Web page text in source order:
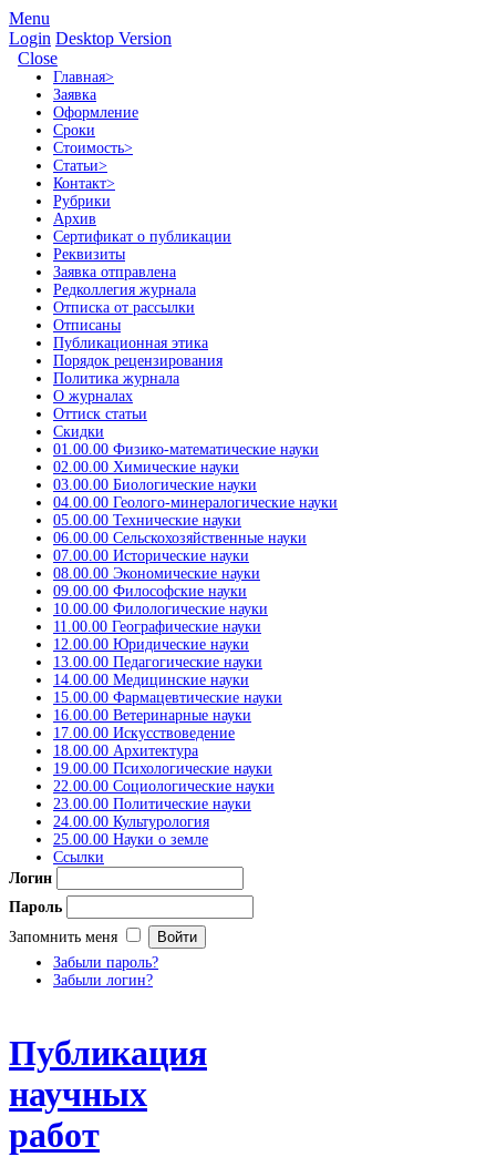
Menu
Login Desktop Version
Close
Главная>
Заявка
Оформление
Сроки
Стоимость>
Статьи>
Контакт>
Рубрики
Архив
Сертификат о публикации
Реквизиты
Заявка отправлена
Редколлегия журнала
Отписка от рассылки
Отписаны
Публикационная этика
Порядок рецензирования
Политика журнала
О журналах
Оттиск статьи
Скидки
01.00.00 Физико-математические науки
02.00.00 Химические науки
03.00.00 Биологические науки
04.00.00 Геолого-минералогические науки
05.00.00 Технические науки
06.00.00 Сельскохозяйственные науки
07.00.00 Исторические науки
08.00.00 Экономические науки
09.00.00 Философские науки
10.00.00 Филологические науки
11.00.00 Географические науки
12.00.00 Юридические науки
13.00.00 Педагогические науки
14.00.00 Медицинские науки
15.00.00 Фармацевтические науки
16.00.00 Ветеринарные науки
17.00.00 Искусствоведение
18.00.00 Архитектура
19.00.00 Психологические науки
22.00.00 Социологические науки
23.00.00 Политические науки
24.00.00 Культурология
25.00.00 Науки о земле
Ссылки
Логин
Пароль
Запомнить меня
Забыли пароль?
Забыли логин?
Публикация
научных
работ